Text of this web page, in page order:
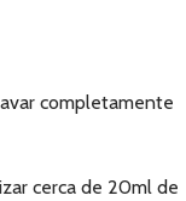
completamente
cerca de 20ml de